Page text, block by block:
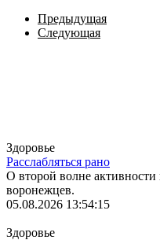
Предыдущая
Следующая
Здоровье
Расслабляться рано
О второй волне
воронежцев.
05.08.2026 13:54:15
Здоровье